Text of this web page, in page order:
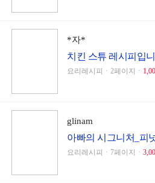
*자*
치킨 스튜 레시피입
요리레시피ㆍ2페이지ㆍ
glinam
아빠의 시그니처_피
요리레시피ㆍ7페이지ㆍ